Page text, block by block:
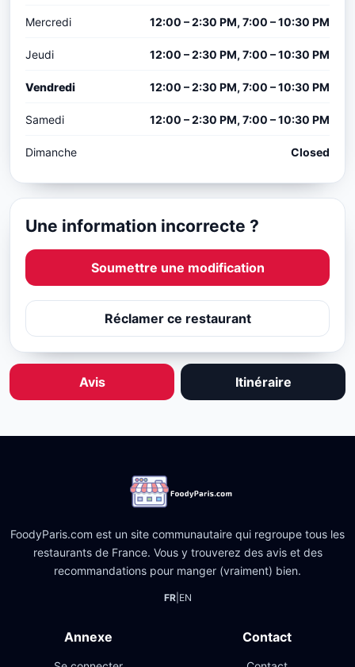
Mercredi 12:00 – 2:30 PM, 7:00 – 10:30 PM
Jeudi 12:00 – 2:30 PM, 7:00 – 10:30 PM
Vendredi 12:00 – 2:30 PM, 7:00 – 10:30 PM
Samedi 12:00 – 2:30 PM, 7:00 – 10:30 PM
Dimanche Closed
Une information incorrecte ?
Soumettre une modification
Réclamer ce restaurant
Avis Itinéraire
FoodyParis.com est un site communautaire qui regroupe tous les
restaurants de France. Vous y trouverez des avis et des
recommandations pour manger (vraiment) bien.
FR| EN
Annexe Contact